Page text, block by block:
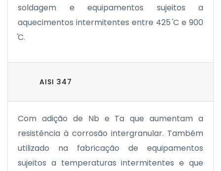
soldagem e equipamentos sujeitos a
aquecimentos intermitentes entre 425 ̊C e 900
̊C.
AISI 347
Com adição de Nb e Ta que aumentam a
resistência à corrosão intergranular. Também
utilizado na fabricação de equipamentos
sujeitos a temperaturas intermitentes e que